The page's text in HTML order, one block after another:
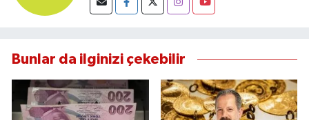
Bunlar da ilginizi çekebilir